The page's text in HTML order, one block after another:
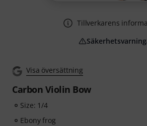
Visa översättning
Carbon Violin Bow
Size: 1/4
Ebony frog
Tillverkarens